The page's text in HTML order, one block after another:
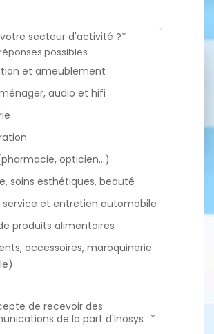
secteur d'activité ?*
possibles
et ameublement
audio et hifi
opticien...)
soins esthétiques, beauté
service et entretien automobile
produits alimentaires
accessoires, maroquinerie
de recevoir des
de la part d'Inosys *